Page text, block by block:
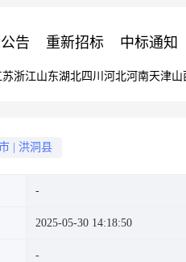
告 重新招标 中标通知
苏浙江山东湖北四川 河北河南天津山
洪洞县
2025-05-30 14:18:50